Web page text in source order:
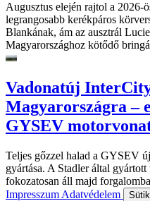
Augusztus elején rajtol a 2026-
legrangosabb kerékpáros
Blankának, ám az ausztrál
Magyarországhoz kötődő
Vadonatúj
Magyarországra –
GYSEV
Teljes gőzzel halad a GYSEV
gyártása. A Stadler által
fokozatosan áll majd
Impresszum Adatvédelem